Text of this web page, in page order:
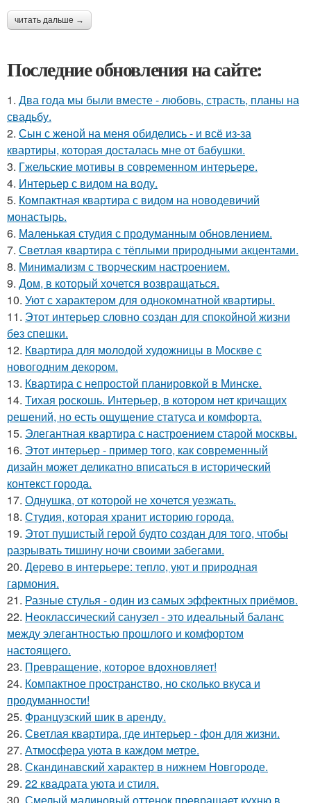
читать дальше →
Последние обновления на сайте:
1. Два года мы были вместе - любовь, страсть, планы на
свадьбу.
2. Сын с женой на меня обиделись - и всё из-за
квартиры, которая досталась мне от бабушки.
3. Гжельские мотивы в современном интерьере.
4. Интерьер с видом на воду.
5. Компактная квартира с видом на новодевичий
монастырь.
6. Маленькая студия с продуманным обновлением.
7. Светлая квартира с тёплыми природными акцентами.
8. Минимализм с творческим настроением.
9. Дом, в который хочется возвращаться.
10. Уют с характером для однокомнатной квартиры.
11. Этот интерьер словно создан для спокойной жизни
без спешки.
12. Квартира для молодой художницы в Москве с
новогодним декором.
13. Квартира с непростой планировкой в Минске.
14. Тихая роскошь. Интерьер, в котором нет кричащих
решений, но есть ощущение статуса и комфорта.
15. Элегантная квартира с настроением старой москвы.
16. Этот интерьер - пример того, как современный
дизайн может деликатно вписаться в исторический
контекст города.
17. Однушка, от которой не хочется уезжать.
18. Студия, которая хранит историю города.
19. Этот пушистый герой будто создан для того, чтобы
разрывать тишину ночи своими забегами.
20. Дерево в интерьере: тепло, уют и природная
гармония.
21. Разные стулья - один из самых эффектных приёмов.
22. Неоклассический санузел - это идеальный баланс
между элегантностью прошлого и комфортом
настоящего.
23. Превращение, которое вдохновляет!
24. Компактное пространство, но сколько вкуса и
продуманности!
25. Французский шик в аренду.
26. Светлая квартира, где интерьер - фон для жизни.
27. Атмосфера уюта в каждом метре.
28. Скандинавский характер в нижнем Новгороде.
29. 22 квадрата уюта и стиля.
30. Смелый малиновый оттенок превращает кухню в